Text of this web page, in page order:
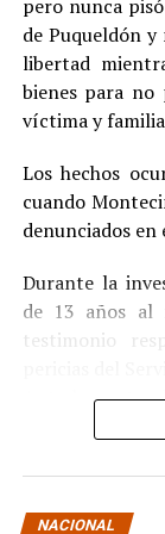
pero nunca
de Puqueldón
libertad
bienes para no
víctima y
Los hechos
cuando
denunciados en
Durante la
de 13 años al
testimonio
Ante la
aceptó los
La condena y
NACIONAL